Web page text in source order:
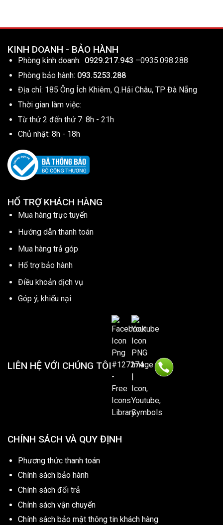
KINH DOANH - BẢO HÀNH
Phòng kinh doanh: 0929.217.943 –0935.098.288
Phòng bảo hành: 093.5253.288
Địa chỉ: 185 Ông Ích Khiêm, Q.Hải Châu, TP Đà Nẵng
Thời gian làm việc:
Từ thứ 2 đến thứ 7: 8h - 21h
Chủ nhật: 8h - 18h
HỔ TRỢ KHÁCH HÀNG
Mua hàng trực tuyến
Hướng dẫn thanh toán
Mua hàng trả góp
Hổ trợ bảo hành
Điều khoản dịch vụ
Góp ý, khiếu nại
LIÊN HỆ VỚI CHÚNG TÔI
CHÍNH SÁCH VÀ QUY ĐỊNH
Phương thức thanh toán
Chính sách bảo hành
Chính sách đổi trả
Chính sách vận chuyển
Chính sách bảo mật thông tin khách hàng